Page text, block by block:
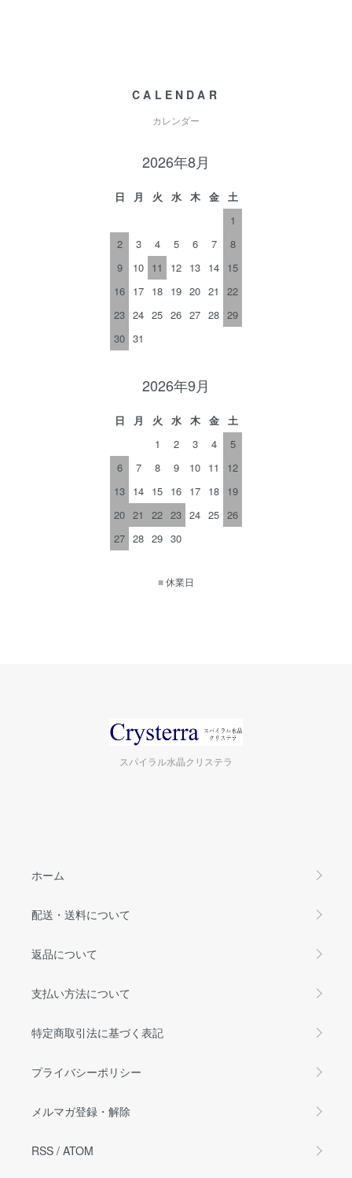
CALENDAR
カレンダー
2026年8月
日 月 火 水 木 金
土
1
2
3 4 5 6 7
8
9
10 11 12 13 14 15
16 17 18 19 20 21
22
23 24 25 26 27 28 29
30 31
2026年9月
日 月 火 水 木 金
土
1
2 3 4
5
6
7 8 9 10 11
12
13 14 15 16 17 18 19
20 21 22 23 24 25 26
27 28 29 30
■休業日
スパイラル水晶クリステラ
ホーム
配送・送料について
返品について
支払い方法について
特定商取引法に基づく表記
プライバシーポリシー
メルマガ登録・解除
RSS / ATOM